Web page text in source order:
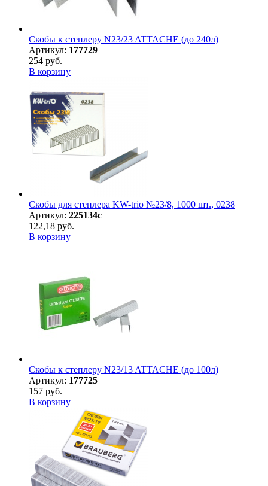
Скобы к степлеру N23/23 ATTACHE (до 240л)
Артикул: 177729
254 руб.
В корзину
Скобы для степлера KW-trio №23/8, 1000 шт., 0238
Артикул: 225134с
122,18 руб.
В корзину
Скобы к степлеру N23/13 ATTACHE (до 100л)
Артикул: 177725
157 руб.
В корзину